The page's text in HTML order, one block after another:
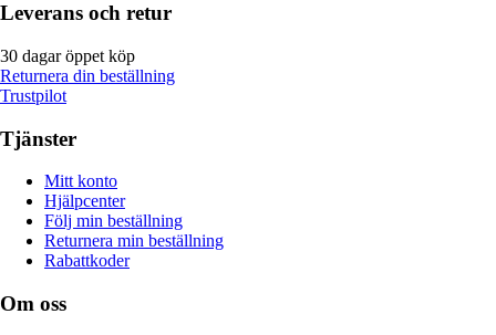
Leverans och retur
30 dagar öppet köp
Returnera din beställning
Trustpilot
Tjänster
Mitt konto
Hjälpcenter
Följ min beställning
Returnera min beställning
Rabattkoder
Om oss